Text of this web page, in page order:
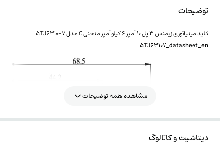
توضیحات
کلید مینیاتوری زیمنس 3 پل 10 آمپر 6 کیلو آمپر منحنی C مدل 5TJ6310-7
5TJ63107_datasheet_en
مشاهده همه توضیحات
دیتاشیت و کاتالوگ